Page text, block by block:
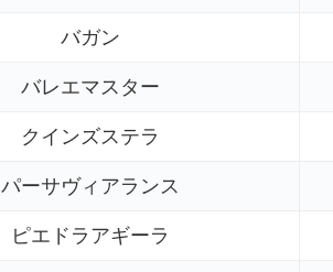
バガン
バレエマスター
クインズステラ
パーサヴィアランス
ピエドラアギーラ